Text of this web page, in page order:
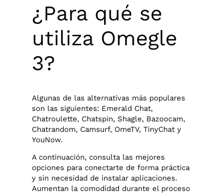
¿Para qué se
utiliza Omegle
3?
Algunas de las alternativas más populares
son las siguientes: Emerald Chat,
Chatroulette, Chatspin, Shagle, Bazoocam,
Chatrandom, Camsurf, OmeTV, TinyChat y
YouNow.
A continuación, consulta las mejores
opciones para conectarte de forma práctica
y sin necesidad de instalar aplicaciones.
Aumentan la comodidad durante el proceso